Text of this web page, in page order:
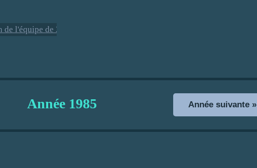
de
Année 1985 Année suivante »